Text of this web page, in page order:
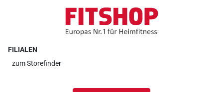
FILIALEN
zumStorefinder